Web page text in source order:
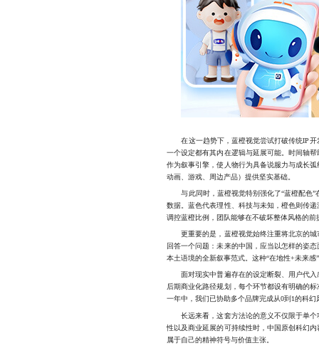
在这一趋势下，蓝橙视觉尝试打破传统IP开
一个设定都有其内在逻辑与延展可能。时间轴
作为叙事引擎，使人物行为具备说服力与成长
动画、游戏、周边产品）提供坚实基础。
与此同时，蓝橙视觉特别强化了“蓝橙配色”
数据。蓝色代表理性、科技与未知，橙色则传
调控蓝橙比例，团队能够在不破坏整体风格的
更重要的是，蓝橙视觉始终注重将北京的城
回答一个问题：未来的中国，应当以怎样的姿
本土语境的全新叙事范式。这种“在地性+未来
面对现实中普遍存在的设定断裂、用户代入
后期商业化路径规划，每个环节都设有明确的
一年中，我们已协助多个品牌完成从0到1的科
长远来看，这套方法论的意义不仅限于单个
性以及商业延展的可持续性时，中国原创科幻
属于自己的精神符号与价值主张。